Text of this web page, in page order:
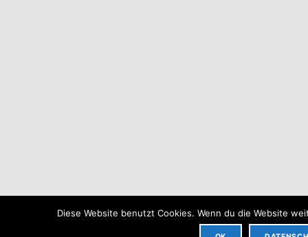
Diese Website benutzt Cookies. Wenn du die Website